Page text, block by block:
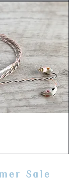
Sale